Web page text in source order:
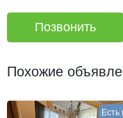
Позвонить
Похожие
Есть